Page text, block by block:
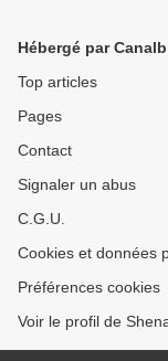
Hébergé par
Top articles
Pages
Contact
Signaler un abus
C.G.U.
Cookies et données
Préférences cookies
Voir le profil de